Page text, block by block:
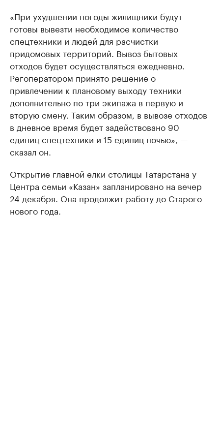
«При ухудшении погоды жилищники будут
готовы вывезти необходимое количество
спецтехники и людей для расчистки
придомовых территорий. Вывоз бытовых
отходов будет осуществляться ежедневно.
Регоператором принято решение о
привлечении к плановому выходу техники
дополнительно по три экипажа в первую и
вторую смену. Таким образом, в вывозе отходов
в дневное время будет задействовано 90
единиц спецтехники и 15 единиц ночью», —
сказал он.
Открытие главной елки столицы Татарстана у
Центра семьи «Казан» запланировано на вечер
24 декабря. Она продолжит работу до Старого
нового года.